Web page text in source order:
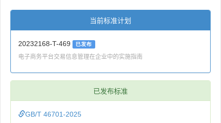
当前标准计划
20232168-T-469 已发布
电子商务平台交易信息管理在企业中的实施指南
已发布标准
GB/T 46701-2025